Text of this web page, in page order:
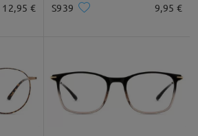
* Solo Para Referencia
12,95 € S939 9,95 €